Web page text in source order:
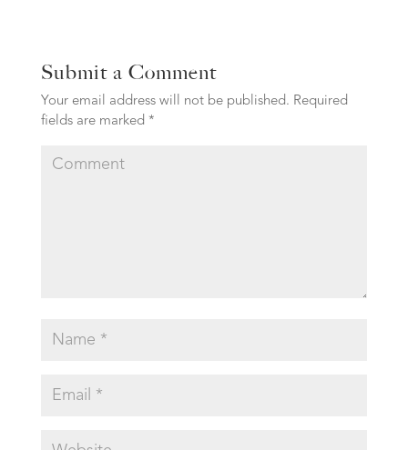
Submit a Comment
Your email address will not be published. Required
fields are marked *